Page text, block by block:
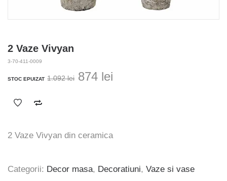
2 Vaze Vivyan
3-70-411-0009
STOC EPUIZAT 1.092lei Prețul
874 lei
2 Vaze Vivyan din ceramica
Categorii: Decor masa, Decoratiuni, Vaze si vase